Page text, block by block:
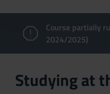
Course partially
2024/2025)
Studying at